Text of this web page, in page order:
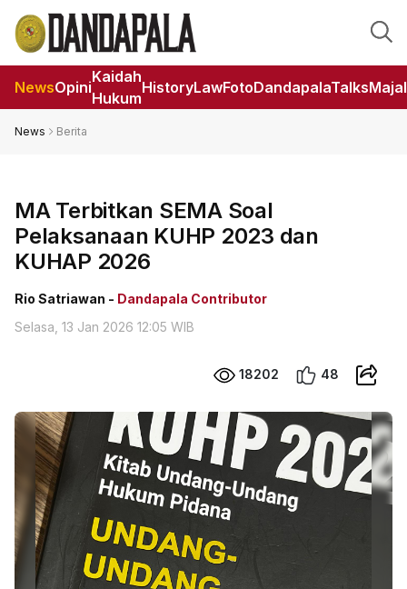
NewsOpini
Kaidah
Hukum
HistoryLawFotoDandapalaTalks
News Berita
MA Terbitkan SEMA Soal
Pelaksanaan KUHP 2023 dan
KUHAP 2026
Rio Satriawan - Dandapala Contributor
Selasa, 13 Jan 2026 12:05 WIB
18202 48